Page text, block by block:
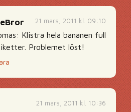
21 mars, 2011 kl. 09:10
Klistra hela bananen full
Problemet löst!
21 mars, 2011 kl. 10:36